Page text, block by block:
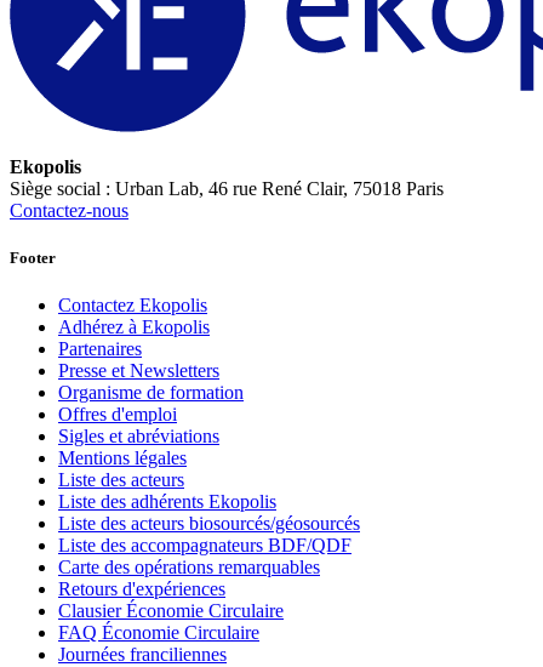
Ekopolis
Siège social : Urban Lab, 46 rue René Clair, 75018 Paris
Contactez-nous
Footer
Contactez Ekopolis
Adhérez à Ekopolis
Partenaires
Presse et Newsletters
Organisme de formation
Offres d'emploi
Sigles et abréviations
Mentions légales
Liste des acteurs
Liste des adhérents Ekopolis
Liste des acteurs biosourcés/géosourcés
Liste des accompagnateurs BDF/QDF
Carte des opérations remarquables
Retours d'expériences
Clausier Économie Circulaire
FAQ Économie Circulaire
Journées franciliennes